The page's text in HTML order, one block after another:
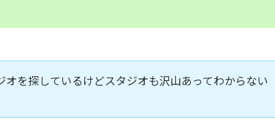
オを探しているけどスタジオも沢山あってわからない